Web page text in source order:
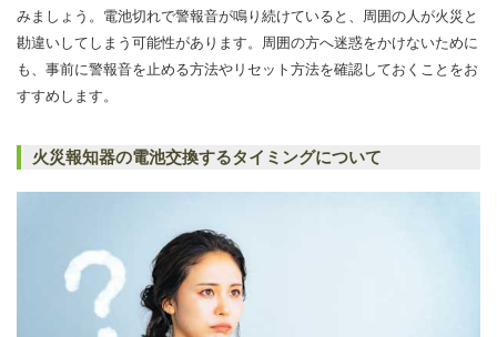
みましょう。電池切れで警報音が鳴り続けていると、周囲の人が火災と
勘違いしてしまう可能性があります。周囲の方へ迷惑をかけないために
も、事前に警報音を止める方法やリセット方法を確認しておくことをお
すすめします。
火災報知器の電池交換するタイミングについて